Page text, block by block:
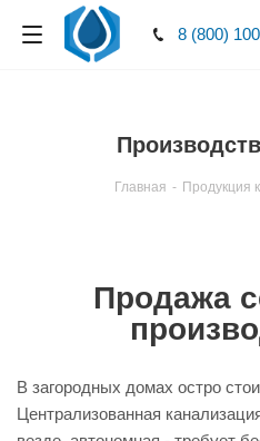
8 (800)
Главная - Продукция
Продажа
В загородных домах остро
Централизованная